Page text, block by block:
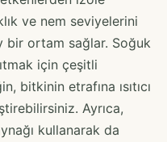
ve nem seviyelerini
bir ortam sağlar. Soğuk
için çeşitli
bitkinin etrafına ısıtıcı
Ayrıca,
kullanarak da